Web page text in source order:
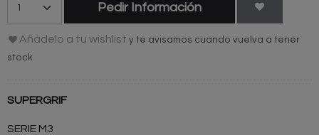
Pedir Información
Añádelo a tu wishlist y te avisamos cuando vuelva a tener
stock
SUPERGRIF
SERIE M3